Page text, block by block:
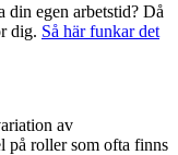
din egen arbetstid? Då
dig. Så här funkar det
av
på roller som ofta finns